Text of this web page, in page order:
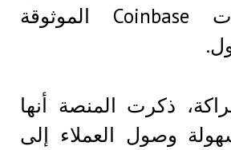
ضمن منصات Coinbase الموثوقة
ذكرت المنصة أنها
وصول العملاء إلى